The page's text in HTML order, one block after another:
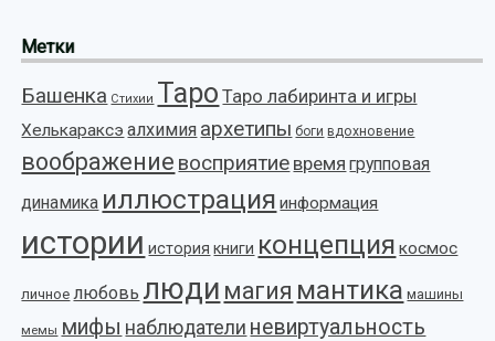
Метки
Башенка Стихии Таро Таро лабиринта и игры
Хелькараксэ алхимия архетипы боги вдохновение
воображение восприятие время групповая
динамика иллюстрация информация
истории история книги концепция космос
личное любовь люди магия мантика машины
мемы мифы наблюдатели невиртуальность